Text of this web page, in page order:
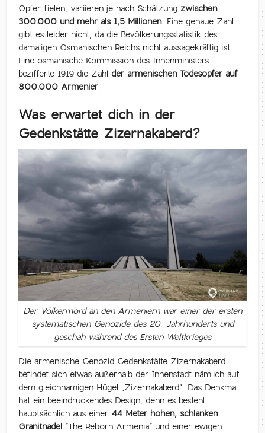
Opfer fielen, variieren je nach Schätzung zwischen
300.000 und mehr als 1,5 Millionen. Eine genaue Zahl
gibt es leider nicht, da die Bevölkerungsstatistik des
damaligen Osmanischen Reichs nicht aussagekräftig ist.
Eine osmanische Kommission des Innenministers
bezifferte 1919 die Zahlder armenischen Todesopfer auf
800.000 Armenier.
Was erwartet dich in der
Gedenkstätte Zizernakaberd?
Der Völkermord an den Armeniern war einer der ersten
systematischen Genozide des 20. Jahrhunderts und
geschah während des Ersten Weltkrieges
Die armenische Genozid Gedenkstätte Zizernakaberd
befindet sich etwas außerhalb der Innenstadt nämlich auf
dem gleichnamigen Hügel „Zizernakaberd“. Das Denkmal
hat ein beeindruckendes Design, denn es besteht
hauptsächlich aus einer 44 Meter hohen, schlanken
Granitnadel “The Reborn Armenia” und einer ewigen